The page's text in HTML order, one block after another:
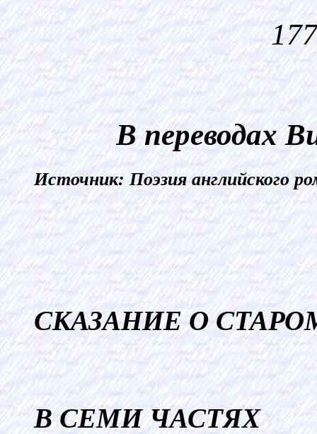
В переводах
Источник: Поэзия английского
СКАЗАНИЕ О
В СЕМИ ЧАСТЯХ